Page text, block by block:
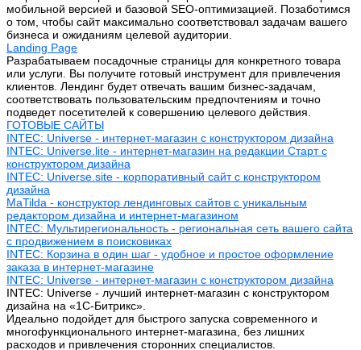
мобильной версией и базовой SEO-оптимизацией. Позаботимся
о том, чтобы сайт максимально соответствовал задачам вашего
бизнеса и ожиданиям целевой аудитории.
Landing Page
Разрабатываем посадочные страницы для конкретного товара
или услуги. Вы получите готовый инструмент для привлечения
клиентов. Лендинг будет отвечать вашим бизнес-задачам,
соответствовать пользовательским предпочтениям и точно
подведет посетителей к совершению целевого действия.
ГОТОВЫЕ САЙТЫ
INTEC: Universe - интернет-магазин с конструктором дизайна
INTEC: Universe.lite - интернет-магазин на редакции Старт с
конструктором дизайна
INTEC: Universe.site - корпоративный сайт с конструктором
дизайна
MaTilda - конструктор лендинговых сайтов с уникальным
редактором дизайна и интернет-магазином
INTEC: Мультирегиональность - региональная сеть вашего сайта
с продвижением в поисковиках
INTEC: Корзина в один шаг - удобное и простое оформление
заказа в интернет-магазине
INTEC: Universe - интернет-магазин с конструктором дизайна
INTEC: Universe - лучший интернет-магазин с конструктором
дизайна на «1C-Битрикс».
Идеально подойдет для быстрого запуска современного и
многофункционального интернет-магазина, без лишних
расходов и привлечения сторонних специалистов.